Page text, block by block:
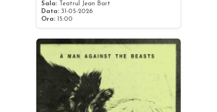
Sala: Teatrul Jean Bart
Data: 31-05-2026
Ora: 15:00